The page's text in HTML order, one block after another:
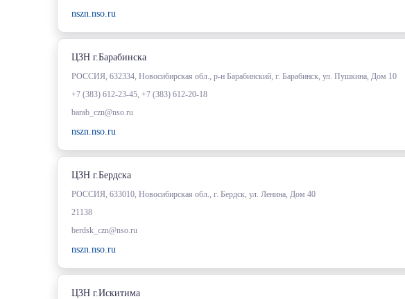
nszn.nso.ru
ЦЗН г.Барабинска
РОССИЯ, 632334, Новосибирская обл., р-н Барабинский, г. Барабинск, ул. Пушкина, Дом 10
+7 (383) 612-23-45, +7 (383) 612-20-18
barab_czn@nso.ru
nszn.nso.ru
ЦЗН г.Бердска
РОССИЯ, 633010, Новосибирская обл., г. Бердск, ул. Ленина, Дом 40
21138
berdsk_czn@nso.ru
nszn.nso.ru
ЦЗН г.Искитима